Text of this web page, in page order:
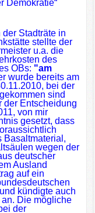
Demokratie“
Stadträte in
stellte der
u.a. die
des
OBs: "am
wurde bereits am
bei der
sind
der Entscheidung
von mir
gesetzt, dass
Basaltmaterial,
wegen der
deutscher
Ausland
auf ein
kündigte auch
Die mögliche
der